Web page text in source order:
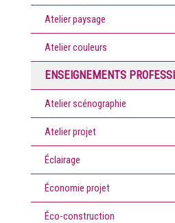
Atelier paysage
Atelier couleurs
ENSEIGNEMENTS
Atelier scénographie
Atelier projet
Éclairage
Économie projet
Éco-construction